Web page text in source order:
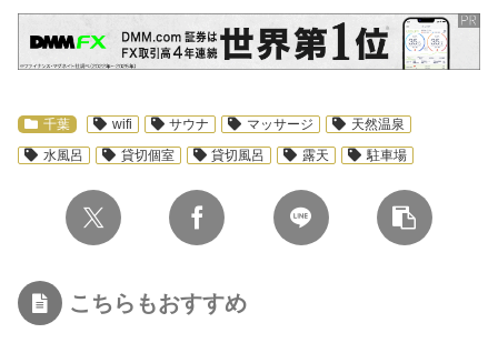
スポンサーリンク
千葉 wifi サウナ マッサージ
天然温泉
水風呂
貸切個室 貸切風呂 露天 駐車場
こちらもおすすめ